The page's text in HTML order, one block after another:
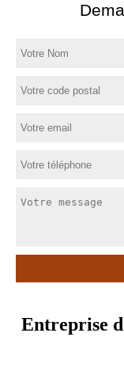
Entreprise